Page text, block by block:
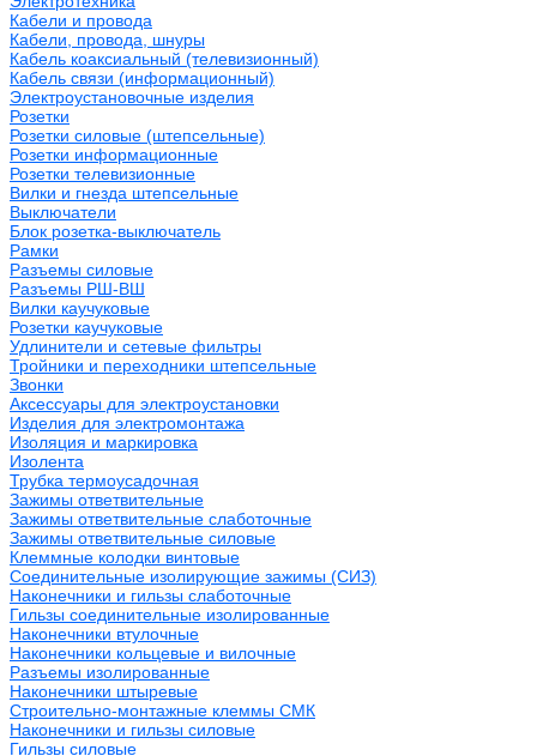
Кабели и провода
Кабели, провода, шнуры
Кабель коаксиальный (телевизионный)
Кабель связи (информационный)
Электроустановочные изделия
Розетки
Розетки силовые (штепсельные)
Розетки информационные
Розетки телевизионные
Вилки и гнезда штепсельные
Выключатели
Блок розетка-выключатель
Рамки
Разъемы силовые
Разъемы РШ-ВШ
Вилки каучуковые
Розетки каучуковые
Удлинители и сетевые фильтры
Тройники и переходники штепсельные
Звонки
Аксессуары для электроустановки
Изделия для электромонтажа
Изоляция и маркировка
Изолента
Трубка термоусадочная
Зажимы ответвительные
Зажимы ответвительные слаботочные
Зажимы ответвительные силовые
Клеммные колодки винтовые
Соединительные изолирующие зажимы (СИЗ)
Наконечники и гильзы слаботочные
Гильзы соединительные изолированные
Наконечники втулочные
Наконечники кольцевые и вилочные
Разъемы изолированные
Наконечники штыревые
Строительно-монтажные клеммы СМК
Наконечники и гильзы силовые
Гильзы силовые